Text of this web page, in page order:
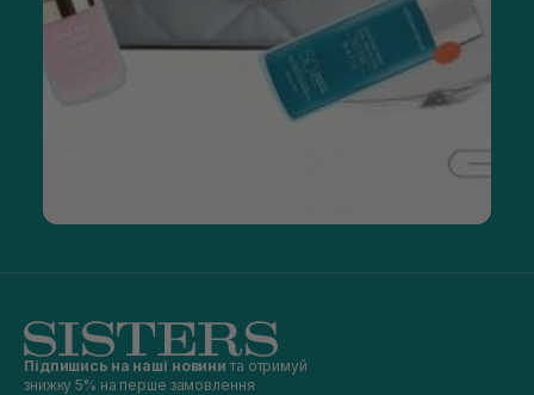
Підпишись на наші новини та отримуй
знижку 5% на перше замовлення